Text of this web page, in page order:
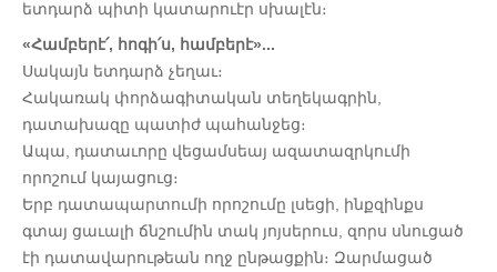
ետդարձ պիտի կատարուէր սխալէն։
«Համբերէ՛, հոգի՛ս, համբերէ»...
Սակայն ետդարձ չեղաւ։
Հակառակ փորձագիտական տեղեկագրին,
դատախազը պատիժ պահանջեց։
Ապա, դատաւորը վեցամսեայ ազատազրկումի
որոշում կայացուց։
Երբ դատապարտումի որոշումը լսեցի, ինքզինքս
գտայ ցաւալի ճնշումին տակ յոյսերուս, զորս սնուցած
էի դատավարութեան ողջ ընթացքին։ Զարմացած